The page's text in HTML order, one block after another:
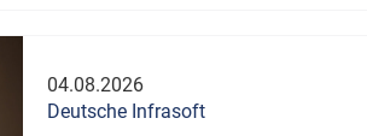
04.08.2026
Deutsche Infrasoft